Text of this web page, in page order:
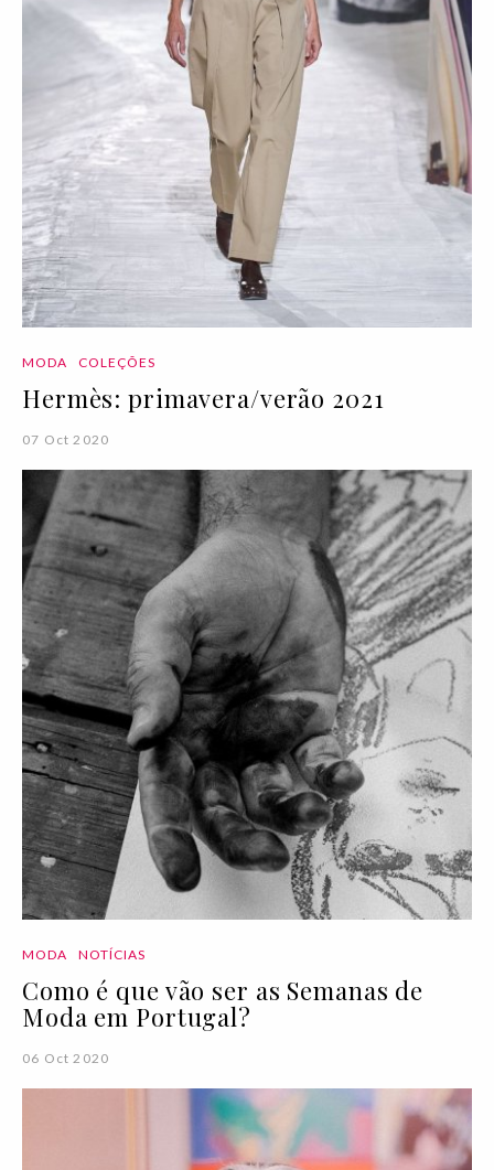
MODA COLEÇÕES
Hermès: primavera/verão 2021
07 Oct 2020
MODA NOTÍCIAS
Como é que vão ser as Semanas de
Moda em Portugal?
06 Oct 2020